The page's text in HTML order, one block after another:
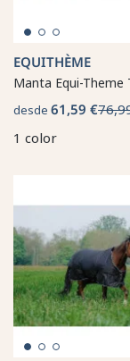
EQUITHÈME
Manta Equi-Theme
desde 61,59 €
1 color